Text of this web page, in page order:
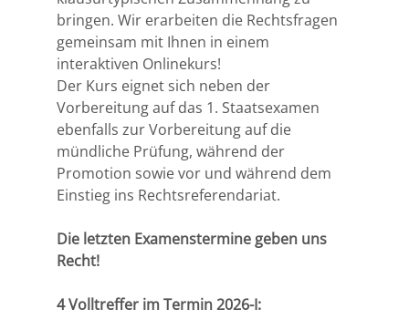
bringen. Wir erarbeiten die Rechtsfragen
gemeinsam mit Ihnen in einem
interaktiven Onlinekurs!
Der Kurs eignet sich neben der
Vorbereitung auf das 1. Staatsexamen
ebenfalls zur Vorbereitung auf die
mündliche Prüfung, während der
Promotion sowie vor und während dem
Einstieg ins Rechtsreferendariat.
Die letzten Examenstermine geben uns
Recht!
4 Volltreffer im Termin 2026-I: